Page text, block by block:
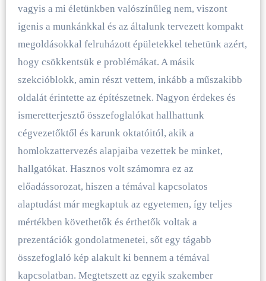
vagyis a mi életünkben valószínűleg nem, viszont
igenis a munkánkkal és az általunk tervezett kompakt
megoldásokkal felruházott épületekkel tehetünk azért,
hogy csökkentsük e problémákat. A másik
szekcióblokk, amin részt vettem, inkább a műszakibb
oldalát érintette az építészetnek. Nagyon érdekes és
ismeretterjesztő összefoglalókat hallhattunk
cégvezetőktől és karunk oktatóitól, akik a
homlokzattervezés alapjaiba vezettek be minket,
hallgatókat. Hasznos volt számomra ez az
előadássorozat, hiszen a témával kapcsolatos
alaptudást már megkaptuk az egyetemen, így teljes
mértékben követhetők és érthetők voltak a
prezentációk gondolatmenetei, sőt egy tágabb
összefoglaló kép alakult ki bennem a témával
kapcsolatban. Megtetszett az egyik szakember